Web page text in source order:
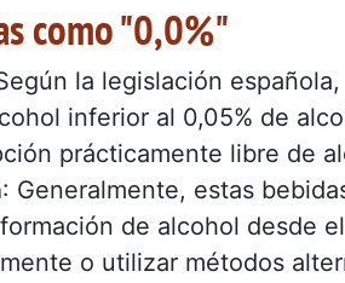
como "0,0%"
la legislación
inferior al 0,05% de
prácticamente libre de
: Generalmente, estas
de alcohol desde
o utilizar métodos